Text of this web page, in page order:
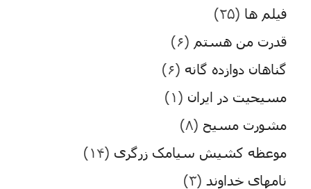
فیلم ها (۲۵)
قدرت من هستم (۶)
گناهان دوازده گانه (۶)
مسیحیت در ایران (۱)
مشورت مسیح (۸)
موعظه کشیش سیامک زرگری (۱۴)
نامهای خداوند (۳)